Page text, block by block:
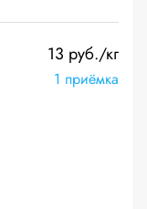
13 руб./кг
1 приёмка